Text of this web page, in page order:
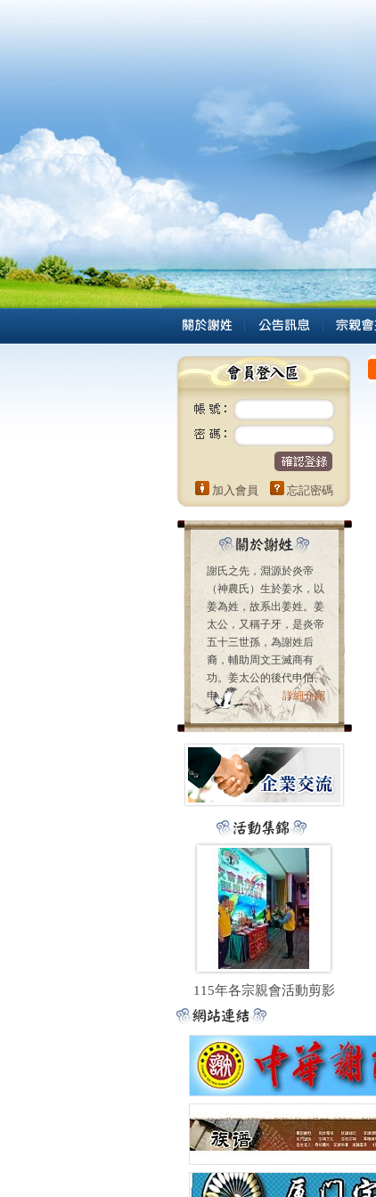
加入會員 忘記密碼
謝氏之先，淵源於炎帝
（神農氏）生於姜水，以
姜為姓，故系出姜姓。姜
太公，又稱子牙，是炎帝
五十三世孫，為謝姓后
裔，輔助周文王滅商有
功。姜太公的後代申伯、
申...
詳細介紹
115年各宗親會活動剪影